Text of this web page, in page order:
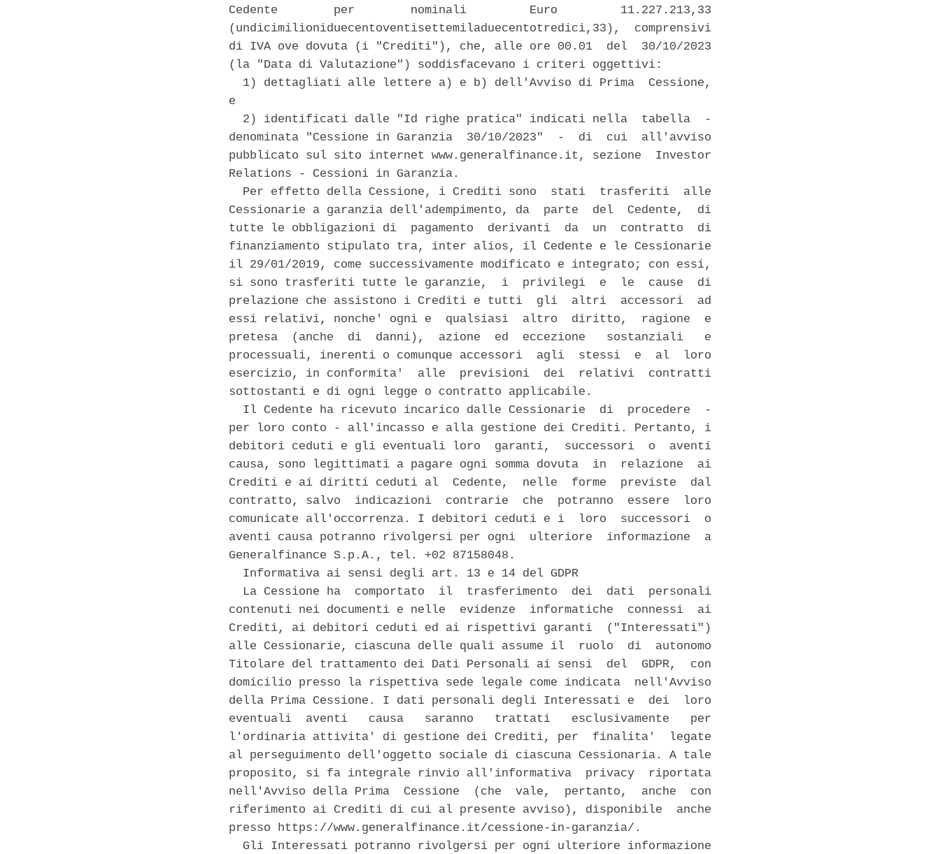
Cedente        per        nominali         Euro         11.227.213,33
(undicimilioniduecentoventisettemiladuecentotredici,33),  comprensivi
di IVA ove dovuta (i "Crediti"), che, alle ore 00.01  del  30/10/2023
(la "Data di Valutazione") soddisfacevano i criteri oggettivi:
  1) dettagliati alle lettere a) e b) dell'Avviso di Prima  Cessione,
e
  2) identificati dalle "Id righe pratica" indicati nella  tabella  -
denominata "Cessione in Garanzia  30/10/2023"  -  di  cui  all'avviso
pubblicato sul sito internet www.generalfinance.it, sezione  Investor
Relations - Cessioni in Garanzia.
  Per effetto della Cessione, i Crediti sono  stati  trasferiti  alle
Cessionarie a garanzia dell'adempimento, da  parte  del  Cedente,  di
tutte le obbligazioni di  pagamento  derivanti  da  un  contratto  di
finanziamento stipulato tra, inter alios, il Cedente e le Cessionarie
il 29/01/2019, come successivamente modificato e integrato; con essi,
si sono trasferiti tutte le garanzie,  i  privilegi  e  le  cause  di
prelazione che assistono i Crediti e tutti  gli  altri  accessori  ad
essi relativi, nonche' ogni e  qualsiasi  altro  diritto,  ragione  e
pretesa  (anche  di  danni),  azione  ed  eccezione   sostanziali   e
processuali, inerenti o comunque accessori  agli  stessi  e  al  loro
esercizio, in conformita'  alle  previsioni  dei  relativi  contratti
sottostanti e di ogni legge o contratto applicabile.
  Il Cedente ha ricevuto incarico dalle Cessionarie  di  procedere  -
per loro conto - all'incasso e alla gestione dei Crediti. Pertanto, i
debitori ceduti e gli eventuali loro  garanti,  successori  o  aventi
causa, sono legittimati a pagare ogni somma dovuta  in  relazione  ai
Crediti e ai diritti ceduti al  Cedente,  nelle  forme  previste  dal
contratto, salvo  indicazioni  contrarie  che  potranno  essere  loro
comunicate all'occorrenza. I debitori ceduti e i  loro  successori  o
aventi causa potranno rivolgersi per ogni  ulteriore  informazione  a
Generalfinance S.p.A., tel. +02 87158048.
  Informativa ai sensi degli art. 13 e 14 del GDPR
  La Cessione ha  comportato  il  trasferimento  dei  dati  personali
contenuti nei documenti e nelle  evidenze  informatiche  connessi  ai
Crediti, ai debitori ceduti ed ai rispettivi garanti  ("Interessati")
alle Cessionarie, ciascuna delle quali assume il  ruolo  di  autonomo
Titolare del trattamento dei Dati Personali ai sensi  del  GDPR,  con
domicilio presso la rispettiva sede legale come indicata  nell'Avviso
della Prima Cessione. I dati personali degli Interessati e  dei  loro
eventuali  aventi   causa   saranno   trattati   esclusivamente   per
l'ordinaria attivita' di gestione dei Crediti, per  finalita'  legate
al perseguimento dell'oggetto sociale di ciascuna Cessionaria. A tale
proposito, si fa integrale rinvio all'informativa  privacy  riportata
nell'Avviso della Prima  Cessione  (che  vale,  pertanto,  anche  con
riferimento ai Crediti di cui al presente avviso), disponibile  anche
presso https://www.generalfinance.it/cessione-in-garanzia/.
  Gli Interessati potranno rivolgersi per ogni ulteriore informazione